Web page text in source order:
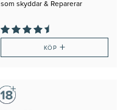
som skyddar & Reparerar
KÖP +